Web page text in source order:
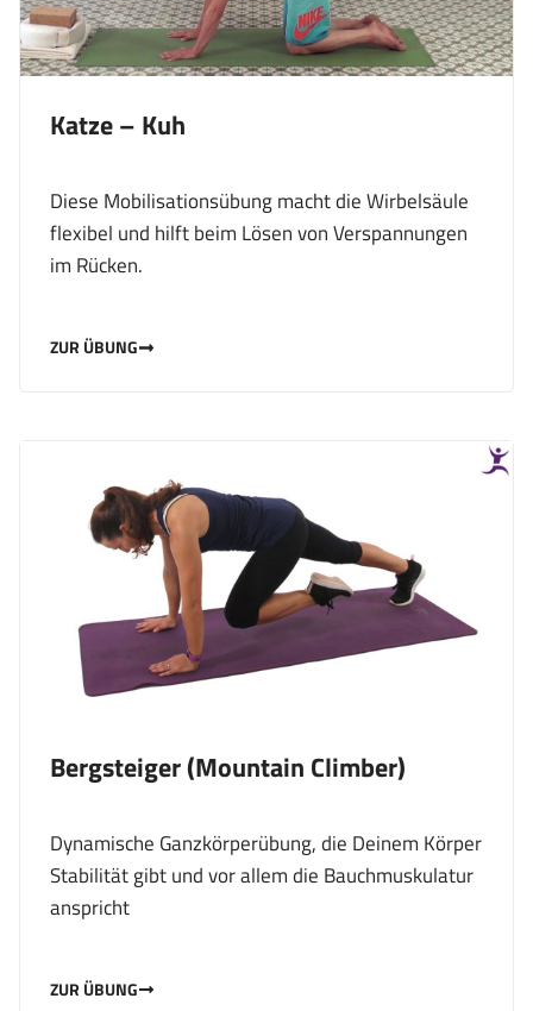
Katze – Kuh
Diese Mobilisationsübung macht die Wirbelsäule
flexibel und hilft beim Lösen von Verspannungen
im Rücken.
ZUR ÜBUNG
Bergsteiger (Mountain Climber)
Dynamische Ganzkörperübung, die Deinem Körper
Stabilität gibt und vor allem die Bauchmuskulatur
anspricht
ZUR ÜBUNG